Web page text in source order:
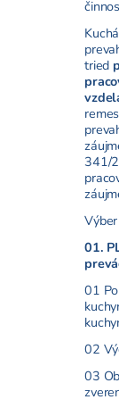
tried
341/
01.
01
02
03